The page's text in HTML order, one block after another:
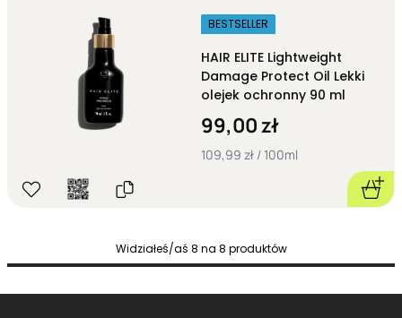
BESTSELLER
HAIR ELITE Lightweight
Damage Protect Oil Lekki
olejek ochronny 90 ml
99,00 zł
109,99 zł / 100ml
Widziałeś/aś 8 na 8 produktów